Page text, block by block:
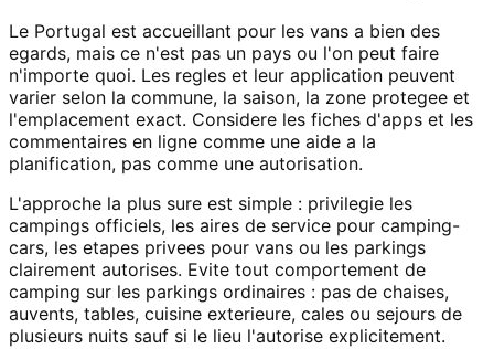
Le Portugal est accueillant pour les vans a bien des
egards, mais ce n'est pas un pays ou l'on peut faire
n'importe quoi. Les regles et leur application peuvent
varier selon la commune, la saison, la zone protegee et
l'emplacement exact. Considere les fiches d'apps et les
commentaires en ligne comme une aide a la
planification, pas comme une autorisation.
L'approche la plus sure est simple : privilegie les
campings officiels, les aires de service pour camping-
cars, les etapes privees pour vans ou les parkings
clairement autorises. Evite tout comportement de
camping sur les parkings ordinaires : pas de chaises,
auvents, tables, cuisine exterieure, cales ou sejours de
plusieurs nuits sauf si le lieu l'autorise explicitement.